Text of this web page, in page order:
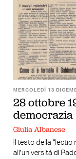
MERCOLEDÌ 13
28 ottobre
democrazia
Giulia Albanese
Il testo della
all’università di